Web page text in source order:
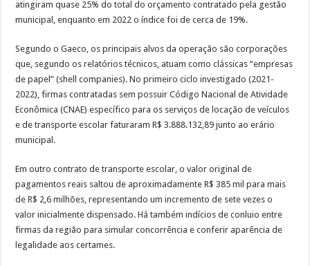
atingiram quase 25% do total do orçamento contratado pela gestão
municipal, enquanto em 2022 o índice foi de cerca de 19%.
Segundo o Gaeco, os principais alvos da operação são corporações
que, segundo os relatórios técnicos, atuam como clássicas “empresas
de papel” (shell companies). No primeiro ciclo investigado (2021-
2022), firmas contratadas sem possuir Código Nacional de Atividade
Econômica (CNAE) específico para os serviços de locação de veículos
e de transporte escolar faturaram R$ 3.888.132,89 junto ao erário
municipal.
Em outro contrato de transporte escolar, o valor original de
pagamentos reais saltou de aproximadamente R$ 385 mil para mais
de R$ 2,6 milhões, representando um incremento de sete vezes o
valor inicialmente dispensado. Há também indícios de conluio entre
firmas da região para simular concorrência e conferir aparência de
legalidade aos certames.